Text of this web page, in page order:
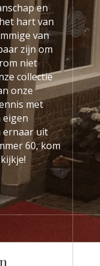
en
hart van
van
zijn om
niet
collectie
onze
met
eigen
ernaar uit
60, kom